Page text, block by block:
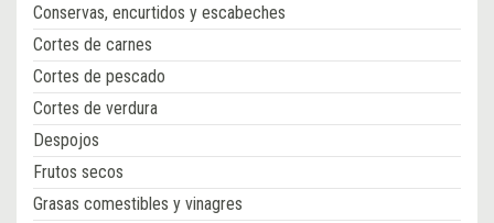
Conservas, encurtidos y escabeches
Cortes de carnes
Cortes de pescado
Cortes de verdura
Despojos
Frutos secos
Grasas comestibles y vinagres